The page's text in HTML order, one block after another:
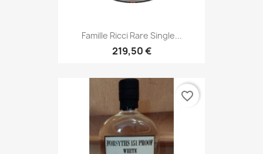
Famille Ricci Rare Single...
219,50 €
favorite_border